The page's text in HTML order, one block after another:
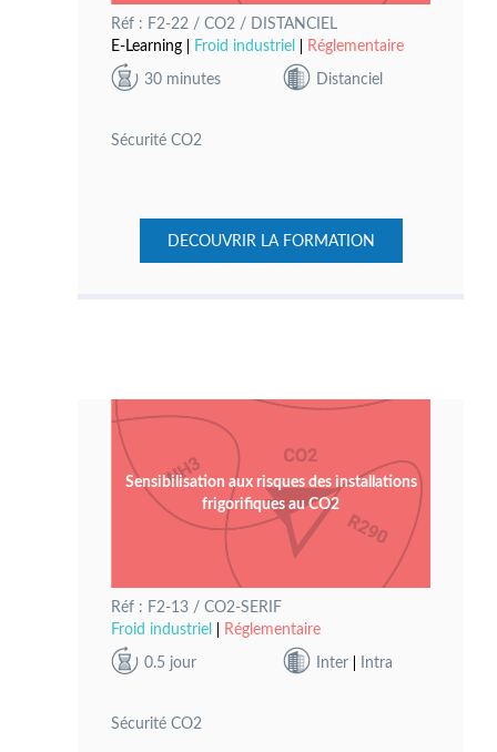
Réf : F2-22 / CO2 / DISTANCIEL
E-Learning
Froid industriel Réglementaire
30 minutes Distanciel
Sécurité CO2
DECOUVRIR LA FORMATION
Sensibilisation aux risques des installations
frigorifiques au CO2
Réf : F2-13 / CO2-SERIF
Froid industriel
Réglementaire
0.5 jour Inter Intra
Sécurité CO2